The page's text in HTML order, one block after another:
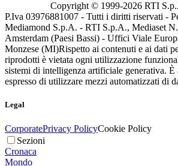
Copyright © 1999-2026 RTI
P.Iva 03976881007 - Tutti i diritti riservati -
Mediamond S.p.A. - RTI S.p.A., Mediaset
Amsterdam (Paesi Bassi) - Uffici Viale
Monzese (MI)Rispetto ai contenuti e ai dati
riprodotti è vietata ogni utilizzazione
sistemi di intelligenza artificiale generativa.
espresso di utilizzare mezzi automatizzati di
Legal
CorporatePrivacy PolicyCookie Policy
Sezioni
Cronaca
Mondo